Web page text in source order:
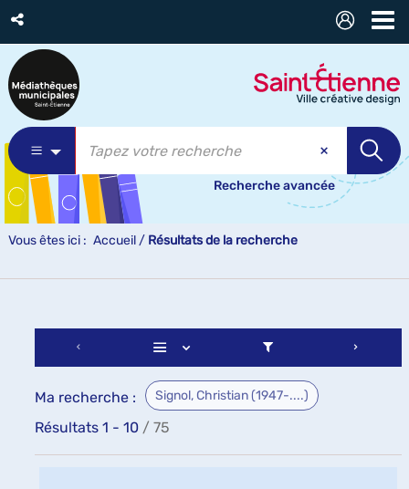
Recherche avancée
Vous êtes ici : Accueil / Résultats de la recherche
Ma recherche : Signol, Christian (1947-....)
Résultats 1 - 10 / 75